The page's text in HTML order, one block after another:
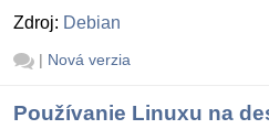
Zdroj: Debian
| Nová verzia
Používanie Linuxu na